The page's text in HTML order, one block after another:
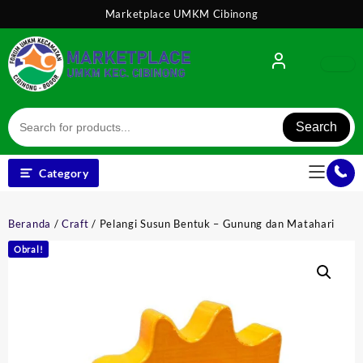
content
Marketplace UMKM Cibinong
Search
Category
Beranda /Craft / Pelangi Susun Bentuk – Gunung dan Matahari
Obral!